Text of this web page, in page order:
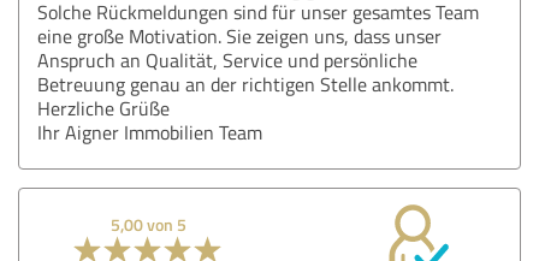
Solche Rückmeldungen sind für unser gesamtes Team
eine große Motivation. Sie zeigen uns, dass unser
Anspruch an Qualität, Service und persönliche
Betreuung genau an der richtigen Stelle ankommt.
Herzliche Grüße
Ihr Aigner Immobilien Team
5,00 von 5